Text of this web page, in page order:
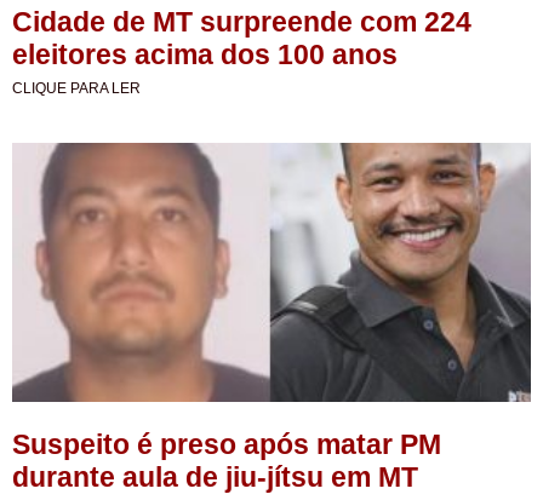
Cidade de MT surpreende com 224
eleitores acima dos 100 anos
CLIQUE PARA LER
Suspeito é preso após matar PM
durante aula de jiu-jítsu em MT